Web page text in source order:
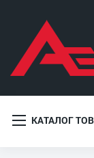
КАТАЛОГ